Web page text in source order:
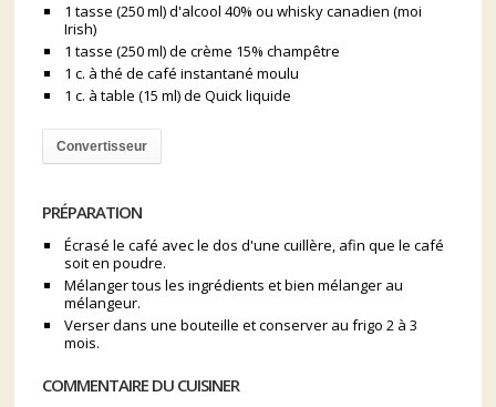
1 tasse (250 ml) d'alcool 40% ou whisky canadien (moi
Irish)
1 tasse (250 ml) de crème 15% champêtre
1 c. à thé de café instantané moulu
1 c. à table (15 ml) de Quick liquide
Convertisseur
PRÉPARATION
Écrasé le café avec le dos d'une cuillère, afin que le café
soit en poudre.
Mélanger tous les ingrédients et bien mélanger au
mélangeur.
Verser dans une bouteille et conserver au frigo 2 à 3
mois.
COMMENTAIRE DU CUISINER